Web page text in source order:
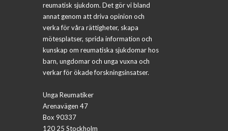
reumatisk sjukdom. Det gör vi bland
annat genom att driva opinion och
verka för våra rättigheter, skapa
mötesplatser, sprida information och
kunskap om reumatiska sjukdomar hos
barn, ungdomar och unga vuxna och
verkar för ökade forskningsinsatser.
Unga Reumatiker
Arenavägen 47
Box 90337
120 25 Stockholm